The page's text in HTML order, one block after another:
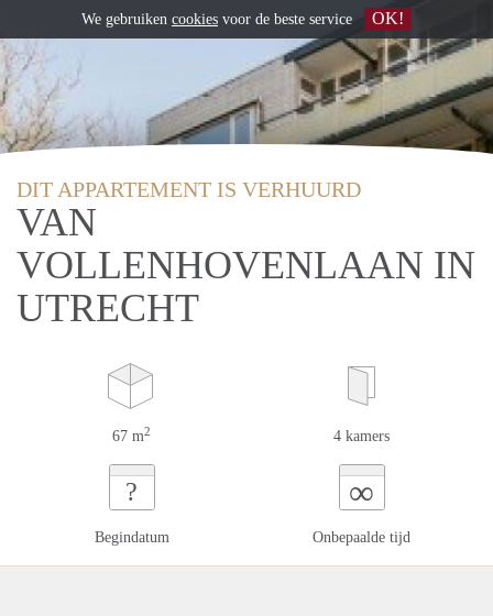
DIT APPARTEMENT IS VERHUURD
VAN
VOLLENHOVENLAAN IN
UTRECHT
67 m2 4 kamers
?
Begindatum
∞
Onbepaalde tijd
We gebruiken cookies voor de beste service OK!